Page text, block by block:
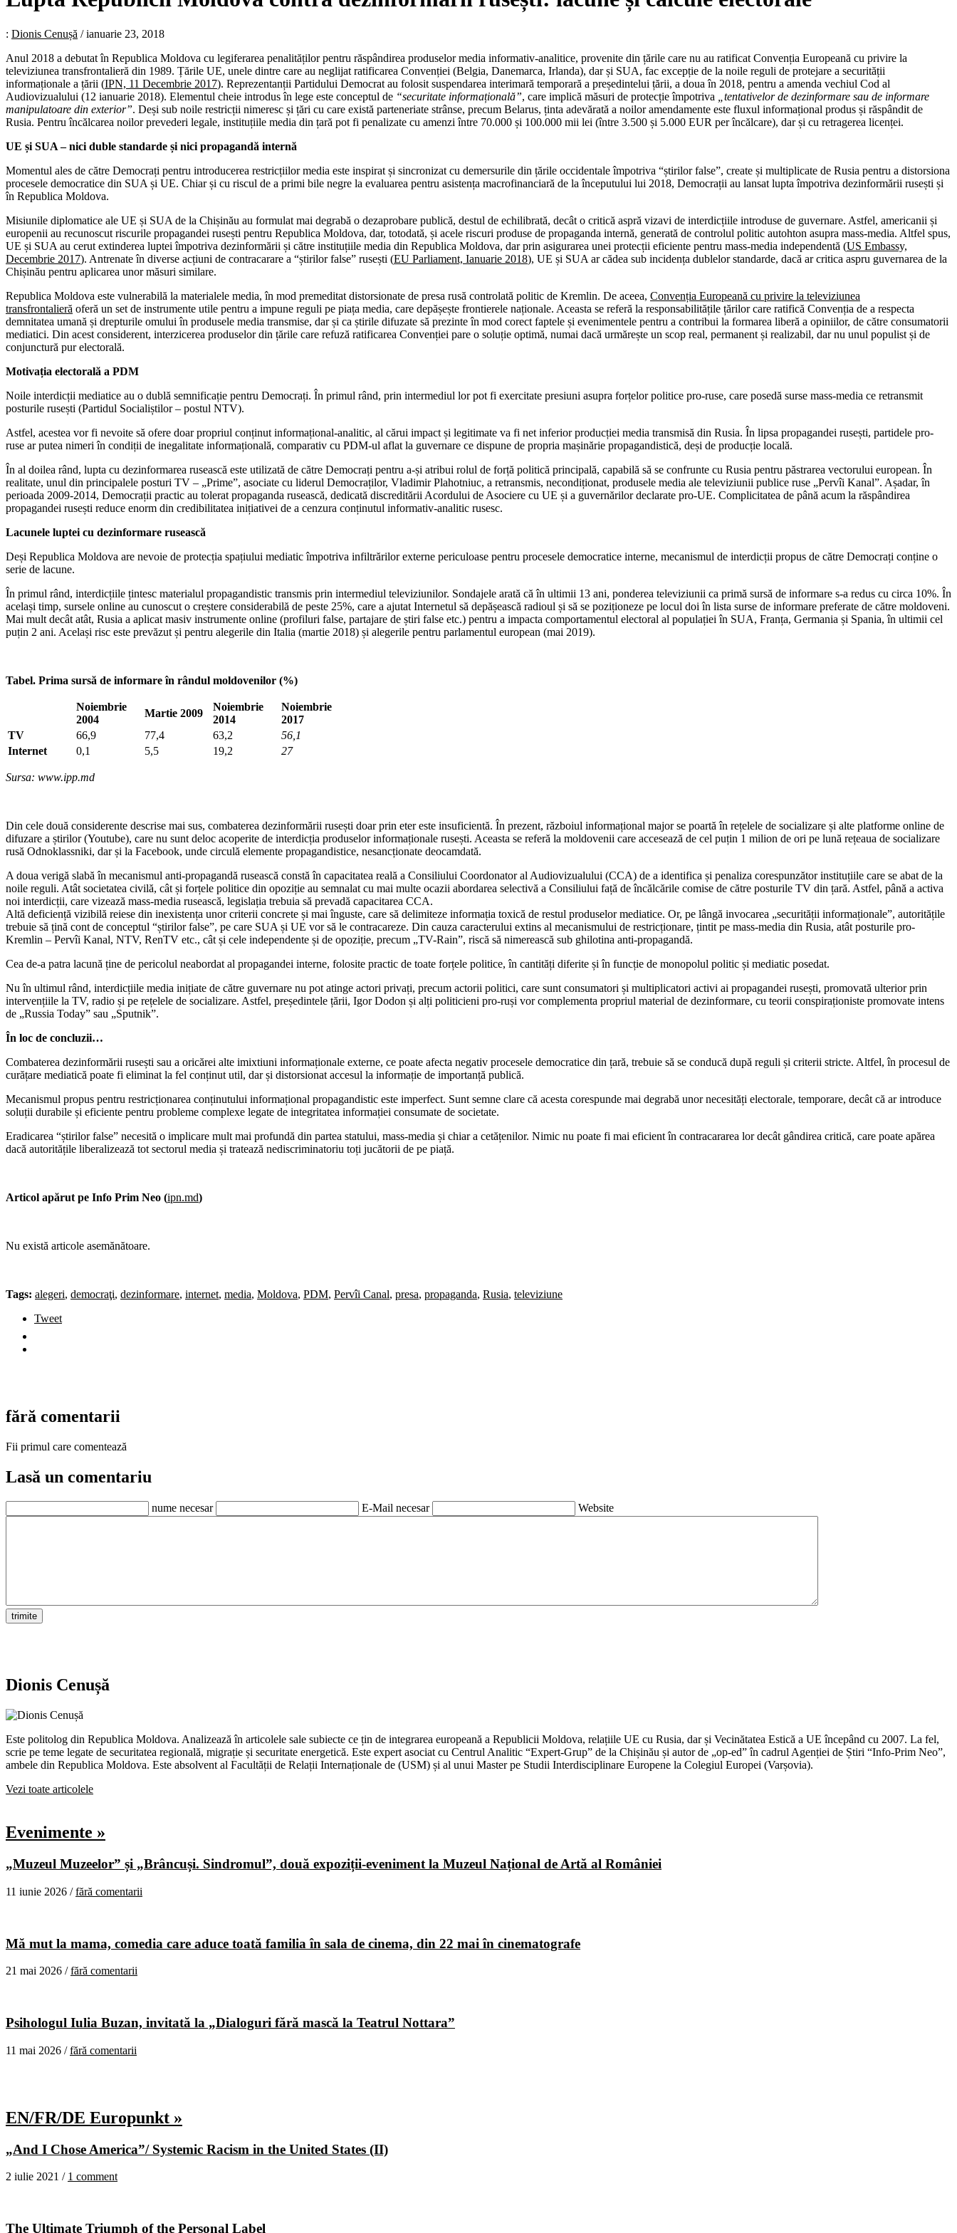
: Dionis Cenușă /ianuarie 23, 2018
Anul 2018 a debutat în Republica Moldova cu legiferarea penalităților pentru răspândirea produselor media informativ-analitice, provenite din țările care nu au ratificat Convenția Europeană cu privire la
televiziunea transfrontalieră din 1989. Țările UE, unele dintre care au neglijat ratificarea Convenției (Belgia, Danemarca, Irlanda), dar și SUA, fac excepție de la noile reguli de protejare a securității
informaționale a țării (IPN, 11 Decembrie 2017). Reprezentanții Partidului Democrat au folosit suspendarea interimară temporară a președintelui țării, a doua în 2018, pentru a amenda vechiul Cod al
Audiovizualului (12 ianuarie 2018). Elementul cheie introdus în lege este conceptul de “securitate informațională”, care implică măsuri de protecție împotriva
„tentativelor de dezinformare sau de informare
manipulatoare din exterior”. Deși sub noile restricții nimeresc și țări cu care există parteneriate strânse, precum Belarus, ținta adevărată a noilor amendamente este fluxul informațional produs și răspândit de
Rusia. Pentru încălcarea noilor prevederi legale, instituțiile media din țară pot fi penalizate cu amenzi între 70.000 și 100.000 mii lei (între 3.500 și 5.000 EUR per încălcare), dar și cu retragerea licenței.
UE și SUA – nici duble standarde și nici propagandă internă
Momentul ales de către Democrați pentru introducerea restricțiilor media este inspirat și sincronizat cu demersurile din țările occidentale împotriva “știrilor false”, create și multiplicate de Rusia pentru a distorsiona
procesele democratice din SUA și UE. Chiar și cu riscul de a primi bile negre la evaluarea pentru asistența macrofinanciară de la începutului lui 2018, Democrații au lansat lupta împotriva dezinformării rusești și
în Republica Moldova.
Misiunile diplomatice ale UE și SUA de la Chișinău au formulat mai degrabă o dezaprobare publică, destul de echilibrată, decât o critică aspră vizavi de interdicțiile introduse de guvernare. Astfel, americanii și
europenii au recunoscut riscurile propagandei rusești pentru Republica Moldova, dar, totodată, și acele riscuri produse de propaganda internă, generată de controlul politic autohton asupra mass-media. Altfel spus,
UE și SUA au cerut extinderea luptei împotriva dezinformării și către instituțiile media din Republica Moldova, dar prin asigurarea unei protecții eficiente pentru mass-media independentă (US Embassy,
Decembrie 2017). Antrenate în diverse acțiuni de contracarare a “știrilor false” rusești (EU Parliament, Ianuarie 2018), UE și SUA ar cădea sub incidența dublelor standarde, dacă ar critica aspru guvernarea de la
Chișinău pentru aplicarea unor măsuri similare.
Republica Moldova este vulnerabilă la materialele media, în mod premeditat distorsionate de presa rusă controlată politic de Kremlin. De aceea, Convenția Europeană cu privire la televiziunea
transfrontalieră oferă un set de instrumente utile pentru a impune reguli pe piața media, care depășește frontierele naționale. Aceasta se referă la responsabilitățile țărilor care ratifică Convenția de a respecta
demnitatea umană și drepturile omului în produsele media transmise, dar și ca știrile difuzate să prezinte în mod corect faptele și evenimentele pentru a contribui la formarea liberă a opiniilor, de către consumatorii
mediatici. Din acest considerent, interzicerea produselor din țările care refuză ratificarea Convenției pare o soluție optimă, numai dacă urmărește un scop real, permanent și realizabil, dar nu unul populist și de
conjunctură pur electorală.
Motivația electorală a PDM
Noile interdicții mediatice au o dublă semnificație pentru Democrați. În primul rând, prin intermediul lor pot fi exercitate presiuni asupra forțelor politice pro-ruse, care posedă surse mass-media ce retransmit
posturile rusești (Partidul Socialiștilor – postul NTV).
Astfel, acestea vor fi nevoite să ofere doar propriul conținut informațional-analitic, al cărui impact și legitimate va fi net inferior producției media transmisă din Rusia. În lipsa propagandei rusești, partidele pro-
ruse ar putea nimeri în condiții de inegalitate informațională, comparativ cu PDM-ul aflat la guvernare ce dispune de propria mașinărie propagandistică, deși de producție locală.
În al doilea rând, lupta cu dezinformarea rusească este utilizată de către Democrați pentru a-și atribui rolul de forță politică principală, capabilă să se confrunte cu Rusia pentru păstrarea vectorului european. În
realitate, unul din principalele posturi TV – „Prime”, asociate cu liderul Democraților, Vladimir Plahotniuc, a retransmis, necondiționat, produsele media ale televiziunii publice ruse „Pervîi Kanal”. Așadar, în
perioada 2009-2014, Democrații practic au tolerat propaganda rusească, dedicată discreditării Acordului de Asociere cu UE și a guvernărilor declarate pro-UE. Complicitatea de până acum la răspândirea
propagandei rusești reduce enorm din credibilitatea inițiativei de a cenzura conținutul informativ-analitic rusesc.
Lacunele luptei cu dezinformare rusească
Deși Republica Moldova are nevoie de protecția spațiului mediatic împotriva infiltrărilor externe periculoase pentru procesele democratice interne, mecanismul de interdicții propus de către Democrați conține o
serie de lacune.
În primul rând, interdicțiile țintesc materialul propagandistic transmis prin intermediul televiziunilor. Sondajele arată că în ultimii 13 ani, ponderea televiziunii ca primă sursă de informare s-a redus cu circa 10%. În
același timp, sursele online au cunoscut o creștere considerabilă de peste 25%, care a ajutat Internetul să depășească radioul și să se poziționeze pe locul doi în lista surse de informare preferate de către moldoveni.
Mai mult decât atât, Rusia a aplicat masiv instrumente online (profiluri false, partajare de știri false etc.) pentru a impacta comportamentul electoral al populației în SUA, Franța, Germania și Spania, în ultimii cel
puțin 2 ani. Același risc este prevăzut și pentru alegerile din Italia (martie 2018) și alegerile pentru parlamentul european (mai 2019).
Tabel. Prima sursă de informare în rândul moldovenilor (%)
Noiembrie
2004
Martie 2009
Noiembrie
2014
Noiembrie
2017
TV
66,9 77,4 63,2
56,1
Internet
0,1 5,5 19,2 27
Sursa: www.ipp.md
Din cele două considerente descrise mai sus, combaterea dezinformării rusești doar prin eter este insuficientă. În prezent, războiul informațional major se poartă în rețelele de socializare și alte platforme online de
difuzare a știrilor (Youtube), care nu sunt deloc acoperite de interdicția produselor informaționale rusești. Aceasta se referă la moldovenii care accesează de cel puțin 1 milion de ori pe lună rețeaua de socializare
rusă Odnoklassniki, dar și la Facebook, unde circulă elemente propagandistice, nesancționate deocamdată.
A doua verigă slabă în mecanismul anti-propagandă rusească constă în capacitatea reală a Consiliului Coordonator al Audiovizualului (CCA) de a identifica și penaliza corespunzător instituțiile care se abat de la
noile reguli. Atât societatea civilă, cât și forțele politice din opoziție au semnalat cu mai multe ocazii abordarea selectivă a Consiliului față de încălcările comise de către posturile TV din țară. Astfel, până a activa
noi interdicții, care vizează mass-media rusească, legislația trebuia să prevadă capacitarea CCA.
Altă deficiență vizibilă reiese din inexistența unor criterii concrete și mai înguste, care să delimiteze informația toxică de restul produselor mediatice. Or, pe lângă invocarea „securității informaționale”, autoritățile
trebuie să țină cont de conceptul “știrilor false”, pe care SUA și UE vor să le contracareze. Din cauza caracterului extins al mecanismului de restricționare, țintit pe mass-media din Rusia, atât posturile pro-
Kremlin – Pervîi Kanal, NTV, RenTV etc., cât și cele independente și de opoziție, precum „TV-Rain”, riscă să nimerească sub ghilotina anti-propagandă.
Cea de-a patra lacună ține de pericolul neabordat al propagandei interne, folosite practic de toate forțele politice, în cantități diferite și în funcție de monopolul politic și mediatic posedat.
Nu în ultimul rând, interdicțiile media inițiate de către guvernare nu pot atinge actori privați, precum actorii politici, care sunt consumatori și multiplicatori activi ai propagandei rusești, promovată ulterior prin
intervențiile la TV, radio și pe rețelele de socializare. Astfel, președintele țării, Igor Dodon și alți politicieni pro-ruși vor complementa propriul material de dezinformare, cu teorii conspiraționiste promovate intens
de „Russia Today” sau „Sputnik”.
În loc de concluzii…
Combaterea dezinformării rusești sau a oricărei alte imixtiuni informaționale externe, ce poate afecta negativ procesele democratice din țară, trebuie să se conducă după reguli și criterii stricte. Altfel, în procesul de
curățare mediatică poate fi eliminat la fel conținut util, dar și distorsionat accesul la informație de importanță publică.
Mecanismul propus pentru restricționarea conținutului informațional propagandistic este imperfect. Sunt semne clare că acesta corespunde mai degrabă unor necesități electorale, temporare, decât că ar introduce
soluții durabile și eficiente pentru probleme complexe legate de integritatea informației consumate de societate.
Eradicarea “știrilor false” necesită o implicare mult mai profundă din partea statului, mass-media și chiar a cetățenilor. Nimic nu poate fi mai eficient în contracararea lor decât gândirea critică, care poate apărea
dacă autoritățile liberalizează tot sectorul media și tratează nediscriminatoriu toți jucătorii de pe piață.
Articol apărut pe Info Prim Neo (ipn.md)
Nu există articole asemănătoare.
Tags: alegeri, democraţi, dezinformare, internet, media, Moldova, PDM, Pervîi Canal, presa, propaganda, Rusia, televiziune
Tweet
fără comentarii
Fii primul care comentează
Lasă un comentariu
nume necesar E-Mail necesar Website
Dionis Cenușă
Este politolog din Republica Moldova. Analizează în articolele sale subiecte ce țin de integrarea europeană a Republicii Moldova, relațiile UE cu Rusia, dar și Vecinătatea Estică a UE începând cu 2007. La fel,
scrie pe teme legate de securitatea regională, migrație și securitate energetică. Este expert asociat cu Centrul Analitic “Expert-Grup” de la Chișinău și autor de „op-ed” în cadrul Agenției de Știri “Info-Prim Neo”,
ambele din Republica Moldova. Este absolvent al Facultății de Relații Internaționale de (USM) și al unui Master pe Studii Interdisciplinare Europene la Colegiul Europei (Varșovia).
Vezi toate articolele
Evenimente »
„Muzeul Muzeelor” și „Brâncuși. Sindromul”, două expoziții-eveniment la Muzeul Național de Artă al României
11 iunie 2026 /fără comentarii
Mă mut la mama, comedia care aduce toată familia în sala de cinema, din 22 mai în cinematografe
21 mai 2026 /fără comentarii
Psihologul Iulia Buzan, invitată la „Dialoguri fără mască la Teatrul Nottara”
11 mai 2026 /fără comentarii
EN/FR/DE Europunkt »
„And I Chose America”/ Systemic Racism in the United States (II)
2 iulie 2021 / 1 comment
The Ultimate Triumph of the Personal Label